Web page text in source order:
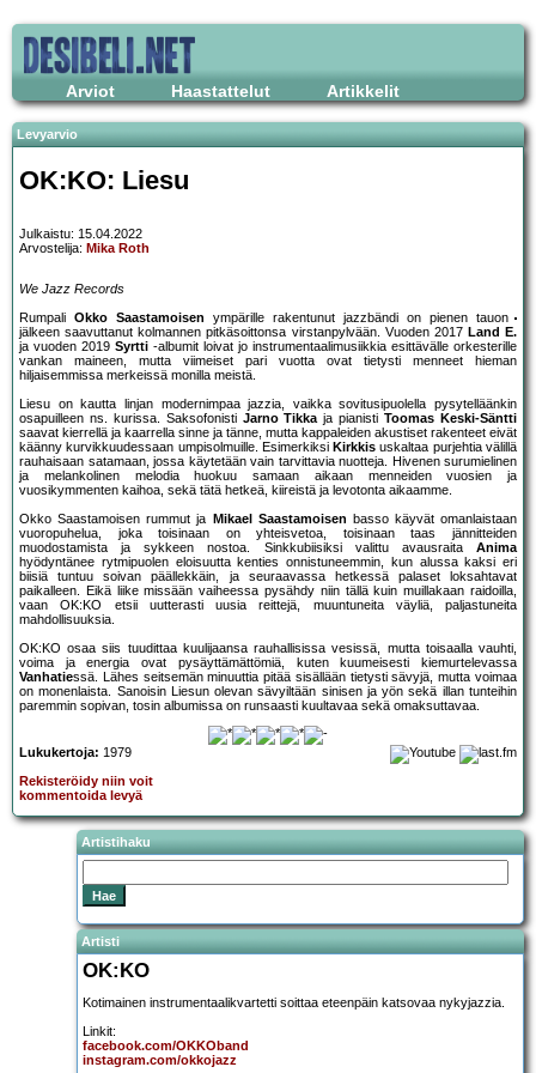
Arviot Haastattelut Artikkelit
Levyarvio
OK:KO: Liesu
Julkaistu: 15.04.2022
Arvostelija: Mika Roth
We Jazz Records
Rumpali Okko Saastamoisen ympärille rakentunut jazzbändi on pienen tauon
jälkeen saavuttanut kolmannen pitkäsoittonsa virstanpylvään. Vuoden 2017 Land E.
ja vuoden 2019 Syrtti -albumit loivat jo instrumentaalimusiikkia esittävälle orkesterille
vankan maineen, mutta viimeiset pari vuotta ovat tietysti menneet hieman
hiljaisemmissa merkeissä monilla meistä.
Liesu on kautta linjan modernimpaa jazzia, vaikka sovitusipuolella pysytelläänkin
osapuilleen ns. kurissa. Saksofonisti Jarno Tikkaja pianistiToomas Keski-Säntti
saavat kierrellä ja kaarrella sinne ja tänne, mutta kappaleiden akustiset rakenteet eivät
käänny kurvikkuudessaan umpisolmuille. Esimerkiksi Kirkkis uskaltaa purjehtia välillä
rauhaisaan satamaan, jossa käytetään vain tarvittavia nuotteja. Hivenen surumielinen
ja melankolinen melodia huokuu samaan aikaan menneiden vuosien ja
vuosikymmenten kaihoa, sekä tätä hetkeä, kiireistä ja levotonta aikaamme.
Okko Saastamoisen rummut ja
Mikael Saastamoisen basso käyvät omanlaistaan
vuoropuhelua, joka toisinaan on yhteisvetoa, toisinaan taas jännitteiden
muodostamista ja sykkeen nostoa. Sinkkubiisiksi valittu avausraita Anima
hyödyntänee rytmipuolen eloisuutta kenties onnistuneemmin, kun alussa kaksi eri
biisiä tuntuu soivan päällekkäin, ja seuraavassa hetkessä palaset loksahtavat
paikalleen. Eikä liike missään vaiheessa pysähdy niin tällä kuin muillakaan raidoilla,
vaan OK:KO etsii uutterasti uusia reittejä, muuntuneita väyliä, paljastuneita
mahdollisuuksia.
OK:KO osaa siis tuudittaa kuulijaansa rauhallisissa vesissä, mutta toisaalla vauhti,
voima ja energia ovat pysäyttämättömiä, kuten kuumeisesti kiemurtelevassa
Vanhatiessä. Lähes seitsemän minuuttia pitää sisällään tietysti sävyjä, mutta voimaa
on monenlaista. Sanoisin Liesun olevan sävyiltään sinisen ja yön sekä illan tunteihin
paremmin sopivan, tosin albumissa on runsaasti kuultavaa sekä omaksuttavaa.
Lukukertoja: 1979
Rekisteröidy niin voit
kommentoida levyä
Artistihaku
Artisti
OK:KO
Kotimainen instrumentaalikvartetti soittaa eteenpäin katsovaa nykyjazzia.
Linkit:
facebook.com/OKKOband
instagram.com/okkojazz